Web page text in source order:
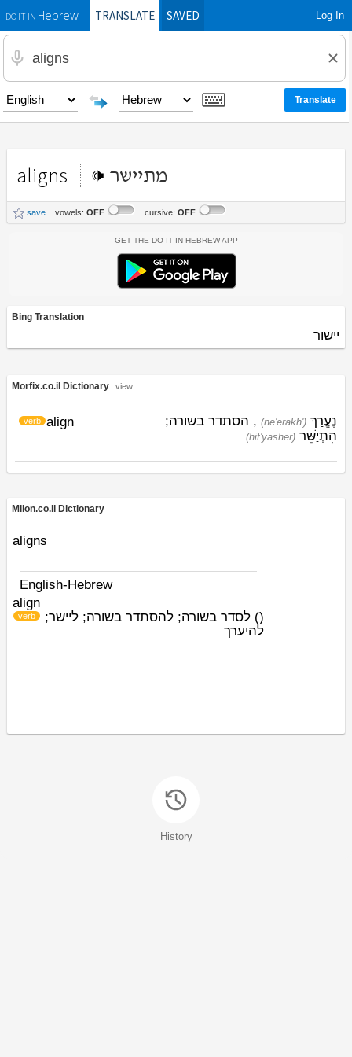
DO IT INHebrewTRANSLATE SAVED Log In
aligns מתיישר
save vowels: OFF cursive: OFF
Get the Do It In Hebrew App
Bing Translation
יישור
Morfix.co.il Dictionary view
align
verb (ne'erakh') נֶעֱרַךְ , הסתדר בשורה;
(hit'yashׁer) הִתְיַשֵּׁר
Milon.co.il Dictionary
aligns
English-Hebrew
align
(
verb ) לסדר בשורה; להסתדר בשורה; ליישר;
להיערך
History